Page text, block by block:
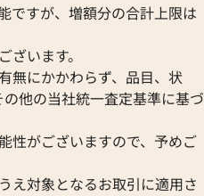
ですが、増額分の合計上限は
います。
無にかかわらず、品目、状
他の当社統一査定基準に基づ
性がございますので、予めご
え対象となるお取引に適用さ